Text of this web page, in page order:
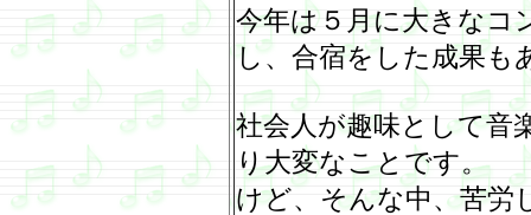
今年は５月に大きなコ
し、合宿をした成果も
社会人が趣味として音
り大変なことです。
けど、そんな中、苦労